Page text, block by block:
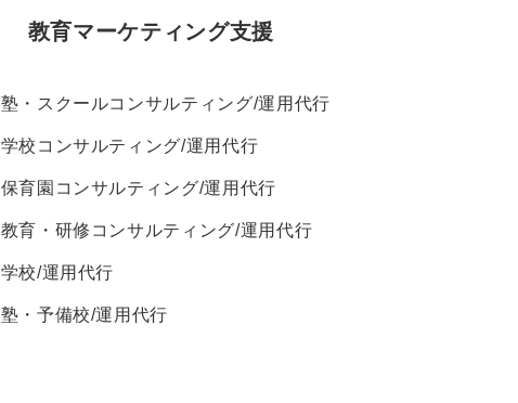
教育マーケティング支援
塾・スクールコンサルティング/運用代行
学校コンサルティング/運用代行
保育園コンサルティング/運用代行
教育・研修コンサルティング/運用代行
学校/運用代行
塾・予備校/運用代行